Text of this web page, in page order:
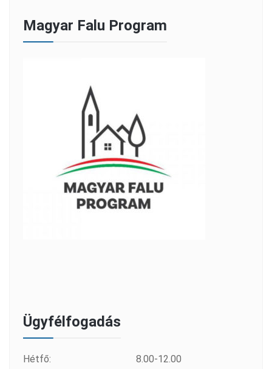
Magyar Falu Program
Ügyfélfogadás
Hétfő:
8.00-12.00